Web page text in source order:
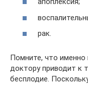
рак.
Помните, что
доктору приводит к
бесплодие.